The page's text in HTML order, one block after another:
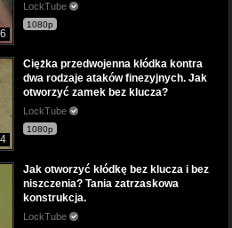
LockTube
1080p
Ciężka przedwojenna kłódka kontra
dwa rodzaje ataków finezyjnych. Jak
otworzyć zamek bez klucza?
LockTube
1080p
Jak otworzyć kłódkę bez klucza i bez
niszczenia? Tania zatrzaskowa
konstrukcja.
LockTube